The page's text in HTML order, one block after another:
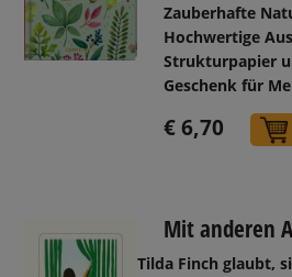
Zauberhafte
Hochwertige
Strukturpapier
Geschenk für
€ 6,70
Mit anderen
Tilda Finch glaubt,